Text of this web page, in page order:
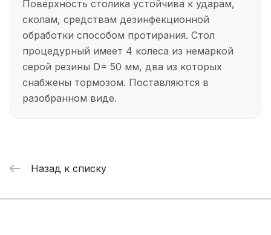
Поверхность столика устойчива к ударам,
сколам, средствам дезинфекционной
обработки способом протирания. Стол
процедурный имеет 4 колеса из немаркой
серой резины D= 50 мм, два из которых
снабжены тормозом. Поставляются в
разобранном виде.
Назад к списку